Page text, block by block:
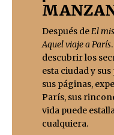
Después deEl
Aquel viaje a París
descubrir los
esta ciudad y
sus páginas,
París, sus
vida puede
cualquiera.